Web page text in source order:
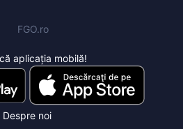
aplicația mobilă!
Despre noi